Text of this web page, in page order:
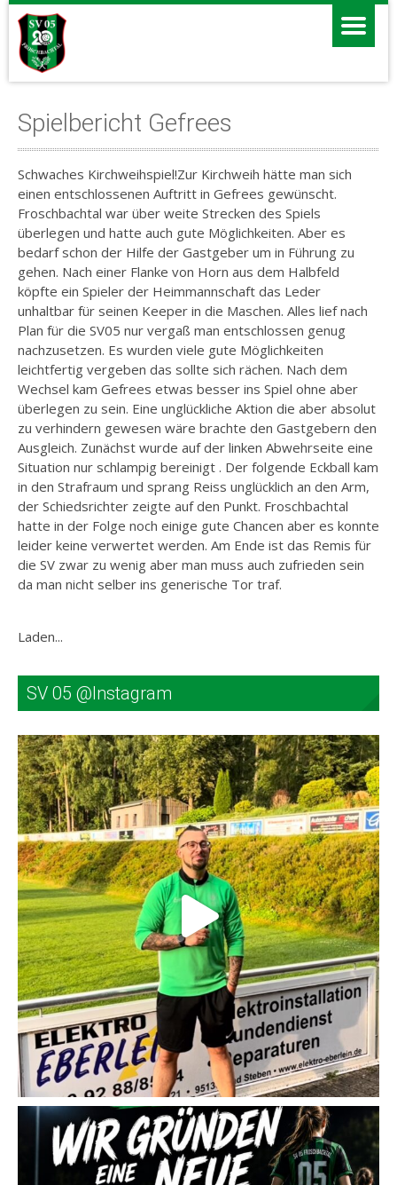
Spielbericht Gefrees
Schwaches Kirchweihspiel!Zur Kirchweih hätte man sich
einen entschlossenen Auftritt in Gefrees gewünscht.
Froschbachtal war über weite Strecken des Spiels
überlegen und hatte auch gute Möglichkeiten. Aber es
bedarf schon der Hilfe der Gastgeber um in Führung zu
gehen. Nach einer Flanke von Horn aus dem Halbfeld
köpfte ein Spieler der Heimmannschaft das Leder
unhaltbar für seinen Keeper in die Maschen. Alles lief nach
Plan für die SV05 nur vergaß man entschlossen genug
nachzusetzen. Es wurden viele gute Möglichkeiten
leichtfertig vergeben das sollte sich rächen. Nach dem
Wechsel kam Gefrees etwas besser ins Spiel ohne aber
überlegen zu sein. Eine unglückliche Aktion die aber absolut
zu verhindern gewesen wäre brachte den Gastgebern den
Ausgleich. Zunächst wurde auf der linken Abwehrseite eine
Situation nur schlampig bereinigt . Der folgende Eckball kam
in den Strafraum und sprang Reiss unglücklich an den Arm,
der Schiedsrichter zeigte auf den Punkt. Froschbachtal
hatte in der Folge noch einige gute Chancen aber es konnte
leider keine verwertet werden. Am Ende ist das Remis für
die SV zwar zu wenig aber man muss auch zufrieden sein
da man nicht selber ins generische Tor traf.
Laden...
SV 05 @Instagram